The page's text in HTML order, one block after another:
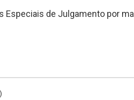
Especiais de Julgamento por